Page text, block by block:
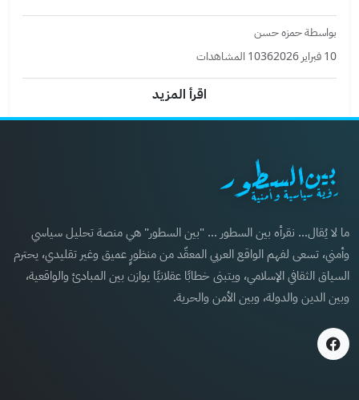
بواسطة حمزه حسن
10 فبراير 2026
1036 المشاهدات
اقرأ المزيد
ما لا يُقال… نقرأه بين السطور ... "بين السطور" هي منصة تحليل سياسي
وأمني، تسعى لفهم الواقع العربي المعقّد من منظورٍ عميق وغير تقليدي، يحترم
السياق الثقافي الإسلامي، ويتبنى خطابًا عقلانيًا يوازن بين المبادئ والواقعية،
وبين الدين والدولة، وبين الأمن والحرية.